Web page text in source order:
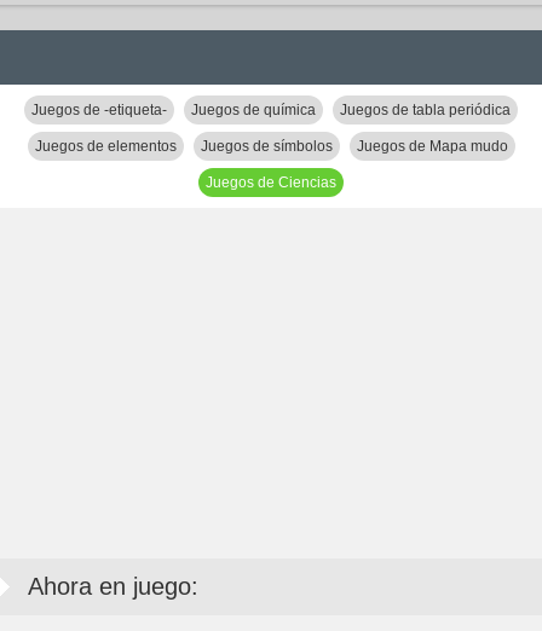
Juegos de -etiqueta- Juegos de química Juegos de tabla periódica
Juegos de elementos Juegos de símbolos Juegos de Mapa mudo
Juegos de Ciencias
Ahora en juego: